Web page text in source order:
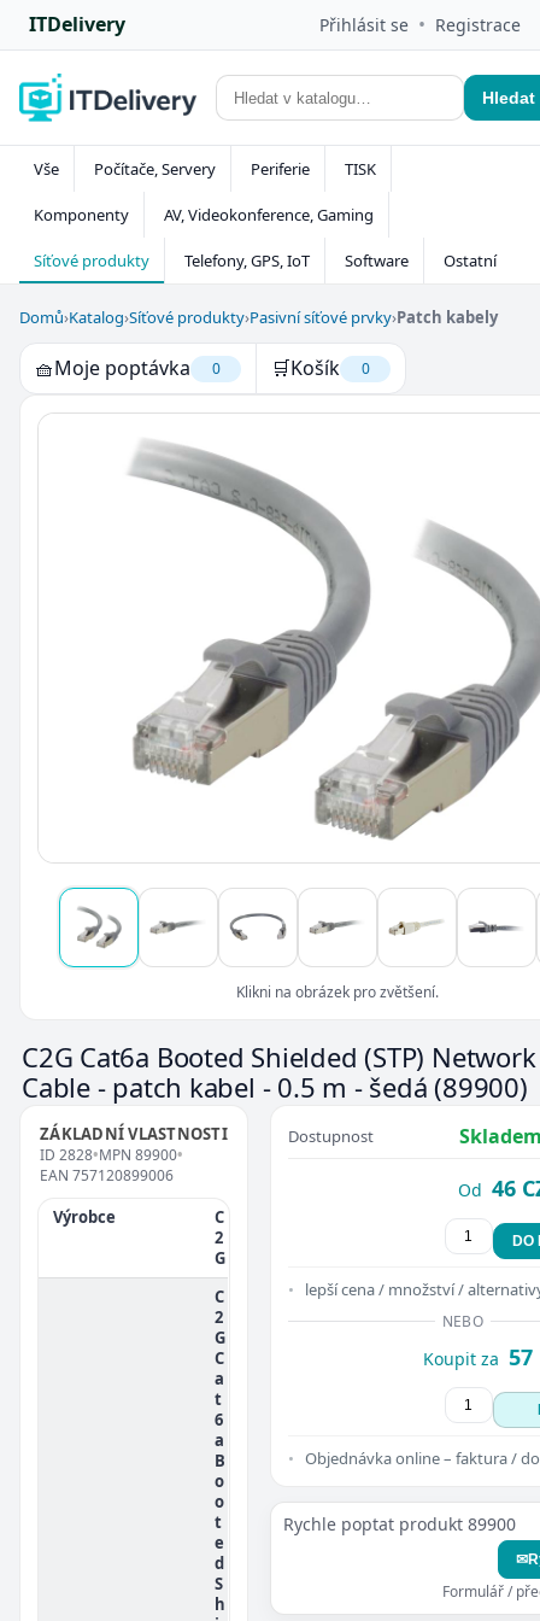
ITDelivery Přihlásit se • Registrace
Hledat
Vše Počítače, Servery Periferie TISK
Komponenty AV, Videokonference, Gaming
Síťové produkty Telefony, GPS, IoT Software Ostatní
Domů›Katalog›Síťové produkty›Pasivní síťové prvky›Patch kabely
🧺Moje poptávka 0 🛒Košík 0
Klikni na obrázek pro zvětšení.
C2G Cat6a Booted Shielded (STP)
Cable - patch kabel - 0.5 m - šedá(89900)
ZÁKLADNÍ VLASTNOSTI
ID 2828•MPN 89900•
EAN 757120899006
Výrobce
C
2
G
C
2
G
C
a
t
6
a
B
o
o
t
e
d
S
h
Dostupnost
Od 46
DO
lepší cena / množství /
NEBO
Koupit za 57
Objednávka online – faktura /
Rychle poptat produkt 89900
✉
Formulář /